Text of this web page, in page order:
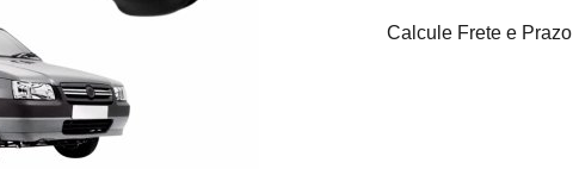
Calcule Frete e Prazo